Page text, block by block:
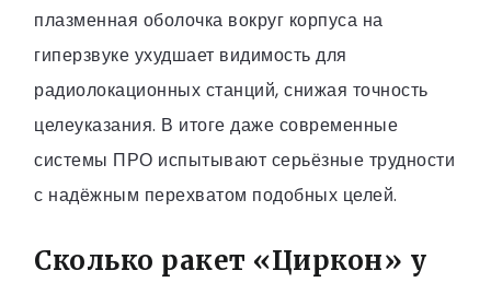
плазменная оболочка вокруг корпуса на
гиперзвуке ухудшает видимость для
радиолокационных станций, снижая точность
целеуказания. В итоге даже современные
системы ПРО испытывают серьёзные трудности
с надёжным перехватом подобных целей.
Сколько ракет «Циркон» у